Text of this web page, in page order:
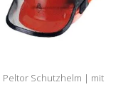
Peltor Schutzhelm | mit